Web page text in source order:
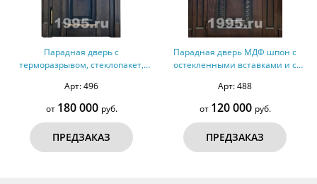
Парадная дверь с
терморазрывом, стеклопакет,
Арт: 496
от 180 000 руб.
ПРЕДЗАКАЗ
Парадная дверь МДФ шпон с
остекленными вставками и с
Арт: 488
от 120 000 руб.
ПРЕДЗАКАЗ